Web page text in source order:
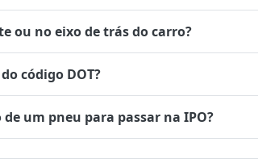
ou no eixo de trás do carro?
código DOT?
um pneu para passar na IPO?